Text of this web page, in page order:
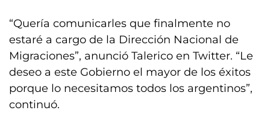
“Quería comunicarles que finalmente no
estaré a cargo de la Dirección Nacional de
Migraciones”, anunció Talerico en Twitter. “Le
deseo a este Gobierno el mayor de los éxitos
porque lo necesitamos todos los argentinos”,
continuó.